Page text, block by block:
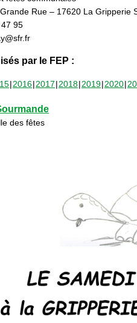
Rue – 17620 La Gripperie
95
par le FEP :
2016 2017 2018 2019 2020
des fêtes